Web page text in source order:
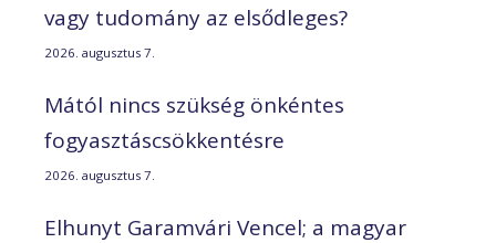
vagy tudomány az elsődleges?
2026. augusztus 7.
Mától nincs szükség önkéntes
fogyasztáscsökkentésre
2026. augusztus 7.
Elhunyt Garamvári Vencel; a magyar